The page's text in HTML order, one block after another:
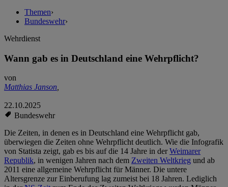
Themen›
Bundeswehr›
Wehrdienst
Wann gab es in Deutschland eine Wehrpflicht?
von
Matthias Janson,
22.10.2025
Bundeswehr
Die Zeiten, in denen es in Deutschland eine Wehrpflicht gab,
überwiegen die Zeiten ohne Wehrpflicht deutlich. Wie die Infografik
von Statista zeigt, gab es bis auf die 14 Jahre in derWeimarer
Republik, in wenigen Jahren nach dem Zweiten Weltkrieg und ab
2011 eine allgemeine Wehrpflicht für Männer. Die untere
Altersgrenze zur Einberufung lag zumeist bei 18 Jahren. Lediglich